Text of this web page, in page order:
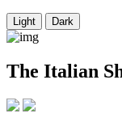
Light Dark
The Italian